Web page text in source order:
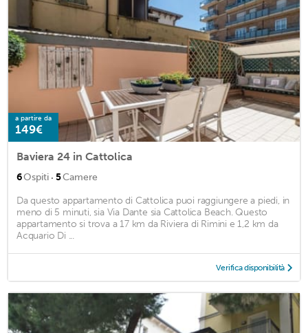
a partire da
149€
Baviera 24 in Cattolica
6Ospiti · 5Camere
Da questo appartamento di Cattolica puoi raggiungere a piedi, in
meno di 5 minuti, sia Via Dante sia Cattolica Beach. Questo
appartamento si trova a 17 km da Riviera di Rimini e 1,2 km da
Acquario Di ...
Verifica disponibilità